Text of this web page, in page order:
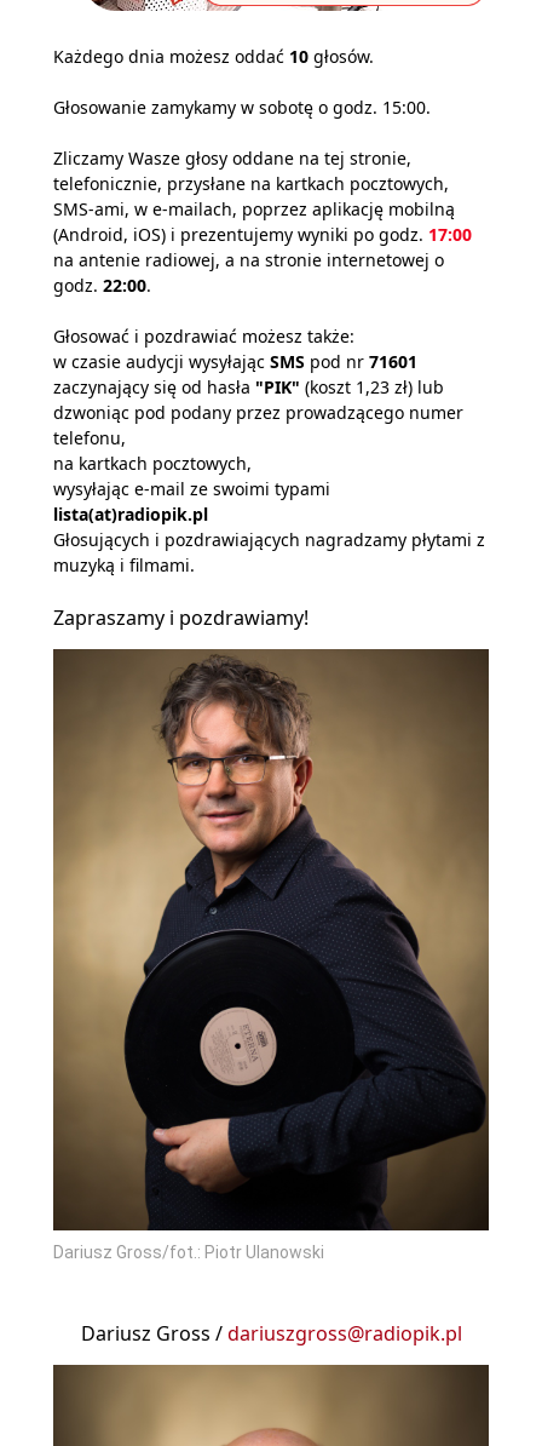
Każdego dnia możesz oddać 10 głosów.
Głosowanie zamykamy w sobotę o godz. 15:00.
Zliczamy Wasze głosy oddane na tej stronie,
telefonicznie, przysłane na kartkach pocztowych,
SMS-ami, w e-mailach, poprzez aplikację mobilną
(Android, iOS) i prezentujemy wyniki po godz. 17:00
na antenie radiowej, a na stronie internetowej o
godz. 22:00.
Głosować i pozdrawiać możesz także:
w czasie audycji wysyłając SMS pod nr 71601
zaczynający się od hasła "PIK" (koszt 1,23 zł) lub
dzwoniąc pod podany przez prowadzącego numer
telefonu,
na kartkach pocztowych,
wysyłając e-mail ze swoimi typami
lista(at)radiopik.pl
Głosujących i pozdrawiających nagradzamy płytami z
muzyką i filmami.
Zapraszamy i pozdrawiamy!
Dariusz Gross/fot.: Piotr Ulanowski
Dariusz Gross /dariuszgross@radiopik.pl